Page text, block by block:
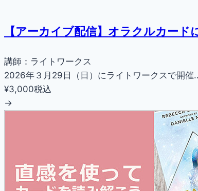
【アーカイブ配信】オラクルカード
講師：ライトワークス
2026年３月29日（日）にライトワークスで開催
¥3,000税込
→